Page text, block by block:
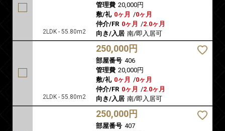
2LDK - 55.80m2
管理費 20,000円
敷/礼 0ヶ月 /0ヶ月
仲介/FR 0ヶ月 /2.0ヶ月
向き/入居 南/即入居可
2LDK - 55.80m2
250,000円
部屋番号 406
管理費 20,000円
敷/礼 0ヶ月 /0ヶ月
仲介/FR 0ヶ月 /2.0ヶ月
向き/入居 南/即入居可
250,000円
部屋番号 407